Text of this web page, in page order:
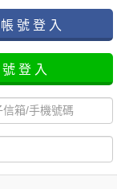
號 登 入
登 入